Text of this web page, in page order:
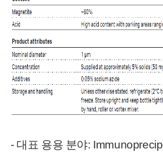
- 대표 용용 분야: